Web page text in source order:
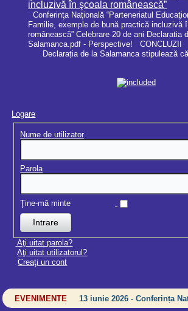
incluzivă în şcoala românească”
Conferinţa Naţională “Parteneriatul
Familie, exemple de bună practică incluzivă
românească” Celebrare 20 de ani Declaratia
Salamanca.pdf - Perspective!
Declarația de la Salamanca stipulează
Logare
Nume de utilizator
Parola
Ţine-mă minte
Aţi uitat parola?
Aţi uitat utilizatorul?
Creaţi un cont
EVENIMENTE 13 iunie 2026 - Conferința